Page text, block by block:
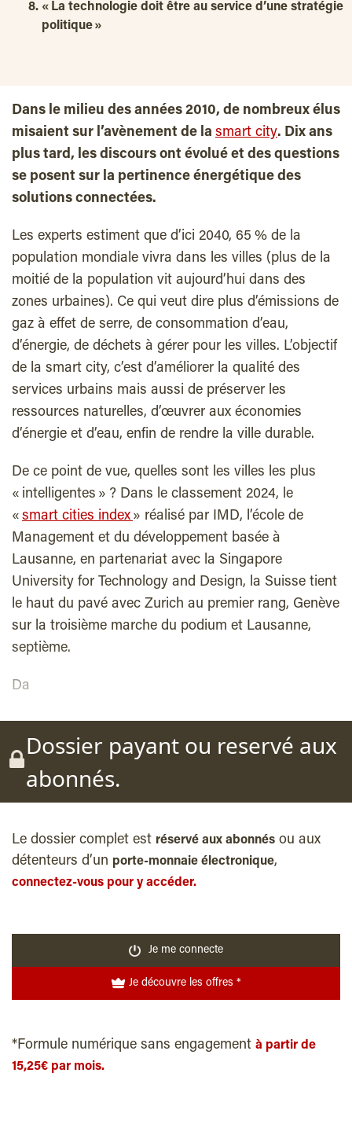
« La technologie doit être au service d’une stratégie
politique »
Dans le milieu des années 2010, de nombreux élus
misaient sur l’avènement de la smart city. Dix ans
plus tard, les discours ont évolué et des questions
se posent sur la pertinence énergétique des
solutions connectées.
Les experts estiment que d’ici 2040, 65 % de la
population mondiale vivra dans les villes (plus de la
moitié de la population vit aujourd’hui dans des
zones urbaines). Ce qui veut dire plus d’émissions de
gaz à effet de serre, de consommation d’eau,
d’énergie, de déchets à gérer pour les villes. L’objectif
de la smart city, c’est d’améliorer la qualité des
services urbains mais aussi de préserver les
ressources naturelles, d’œuvrer aux économies
d’énergie et d’eau, enfin de rendre la ville durable.
De ce point de vue, quelles sont les villes les plus
« intelligentes » ? Dans le classement 2024, le
« smart cities index » réalisé par IMD, l’école de
Management et du développement basée à
Lausanne, en partenariat avec la Singapore
University for Technology and Design, la Suisse tient
le haut du pavé avec Zurich au premier rang, Genève
sur la troisième marche du podium et Lausanne,
septième.
Da
Dossier payant ou reservé aux
abonnés.
Le dossier complet est réservé aux abonnés ou aux
détenteurs d’un porte-monnaie électronique,
connectez-vous pour y accéder.
Je me connecte
Je découvre les offres *
*Formule numérique sans engagement à partir de
15,25€ par mois.